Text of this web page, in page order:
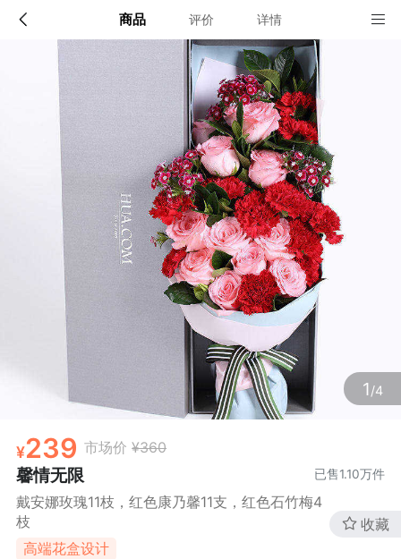
商品 评价 详情
1/4
239 市场价 ¥360
馨情无限 已售1.10万件
戴安娜玫瑰11枝，红色康乃馨11支，红色石竹梅4
枝
高端花盒设计
收藏
配送说明
限送100多个主要城市的市区及近郊：北京,上海,深圳,广
州,成都,武汉,南京,杭州,苏州,天津,西安,长沙,东莞,厦门,
佛山,沈阳,合肥,重庆,大连,郑州,青岛,太原,无锡,石家庄,济
南,宁波,哈尔滨,乌鲁木齐,贵阳,昆明,福州,长春,南昌,兰州,
珠海,南宁,中山,常州,金华,邯郸,泉州,海口,嘉兴,南通,呼和
浩特,廊坊,唐山,温州,徐州,绵阳,烟台,襄阳,保定,潍坊,镇
江,衡阳,包头,赣州,扬州,清远,荆州,莆田,汉中,洛阳,湛江,
九江,鞍山,大庆,秦皇岛,张家口,桂林,吉林,淄博,蚌埠,柳州,
遵义,邢台,宜春,漳州,三亚,宜宾,东营,临沂,德州,开封,大
同,龙岩,齐齐哈尔,连云港,新乡,黄冈,焦作,十堰,驻马店,信
阳,牡丹江,黄石,宝鸡,丹东,阜阳,北海,聊城,锦州,许昌,内
江,萍乡,安庆,承德,商丘,盘锦,乐山,沧州,河源,营口,平顶
山,临汾,韶关,日照,新余,晋城,松原,淮北,淮南,晋中,潮州,
滨州,自贡,六安,株州,濮阳,常熟,晋江,顺德,江阴,吴江,昆
山,义乌,惠阳,银川,温江,燕郊,新都,涿州,南沙,宜兴,即墨,
海安县,都江堰,增城,仙桃,菏泽
确定
店铺信息
该地区暂无配送门店
确定